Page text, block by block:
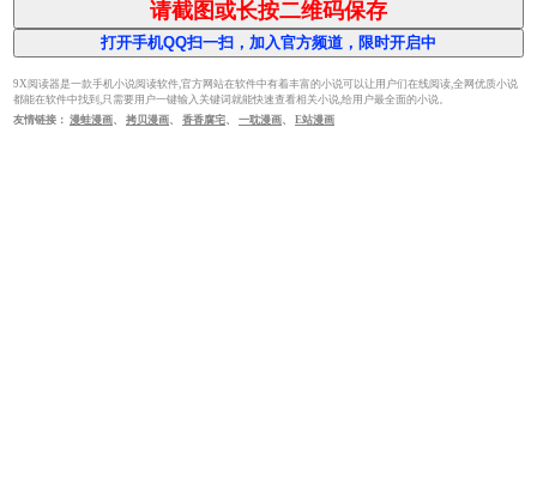
9X阅读器是一款手机小说阅读软件,官方网站在软件中有着丰富的小说可以让用户们在线阅读,全网优质小说
都能在软件中找到,只需要用户一键输入关键词就能快速查看相关小说,给用户最全面的小说。
友情链接： 漫蛙漫画、 拷贝漫画、 香香腐宅、 一耽漫画、 E站漫画